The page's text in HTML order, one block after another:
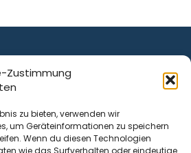
Zustimmung
zu bieten, verwenden wir
um Geräteinformationen zu speichern
Wenn du diesen Technologien
wie das Surfverhalten oder eindeutige
ein Service von
Real GmbH
12